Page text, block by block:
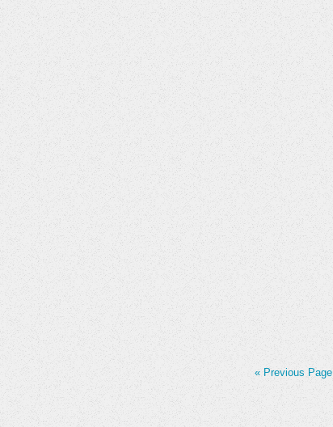
« Previous Page